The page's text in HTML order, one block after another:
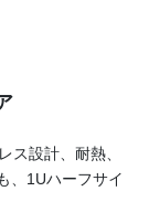
ス設計、耐熱、
、1Uハーフサイ